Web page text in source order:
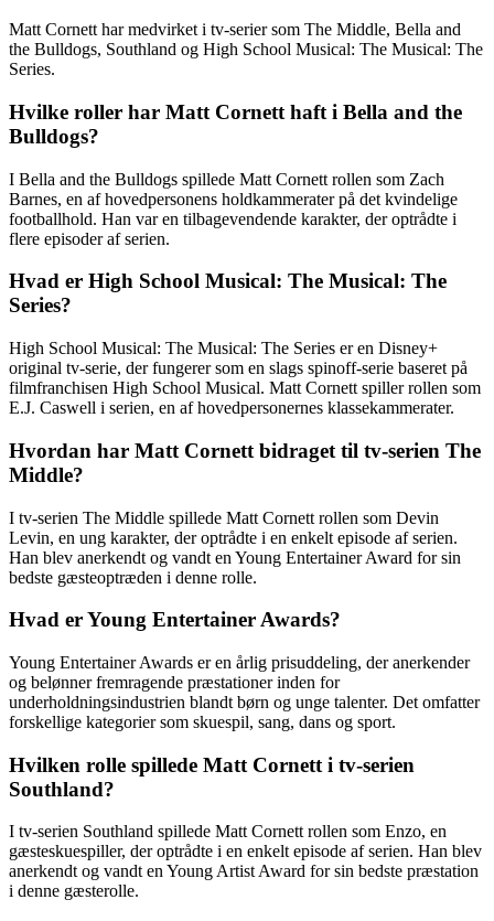
Matt Cornett har medvirket i tv-serier som The Middle, Bella and
the Bulldogs, Southland og High School Musical: The Musical: The
Series.
Hvilke roller har Matt Cornett haft i Bella and the
Bulldogs?
I Bella and the Bulldogs spillede Matt Cornett rollen som Zach
Barnes, en af hovedpersonens holdkammerater på det kvindelige
footballhold. Han var en tilbagevendende karakter, der optrådte i
flere episoder af serien.
Hvad er High School Musical: The Musical: The
Series?
High School Musical: The Musical: The Series er en Disney+
original tv-serie, der fungerer som en slags spinoff-serie baseret på
filmfranchisen High School Musical. Matt Cornett spiller rollen som
E.J. Caswell i serien, en af hovedpersonernes klassekammerater.
Hvordan har Matt Cornett bidraget til tv-serien The
Middle?
I tv-serien The Middle spillede Matt Cornett rollen som Devin
Levin, en ung karakter, der optrådte i en enkelt episode af serien.
Han blev anerkendt og vandt en Young Entertainer Award for sin
bedste gæsteoptræden i denne rolle.
Hvad er Young Entertainer Awards?
Young Entertainer Awards er en årlig prisuddeling, der anerkender
og belønner fremragende præstationer inden for
underholdningsindustrien blandt børn og unge talenter. Det omfatter
forskellige kategorier som skuespil, sang, dans og sport.
Hvilken rolle spillede Matt Cornett i tv-serien
Southland?
I tv-serien Southland spillede Matt Cornett rollen som Enzo, en
gæsteskuespiller, der optrådte i en enkelt episode af serien. Han blev
anerkendt og vandt en Young Artist Award for sin bedste præstation
i denne gæsterolle.